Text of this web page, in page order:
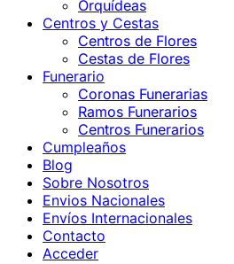
Orquídeas
Centros y Cestas
Centros de Flores
Cestas de Flores
Funerario
Coronas Funerarias
Ramos Funerarios
Centros Funerarios
Cumpleaños
Blog
Sobre Nosotros
Envios Nacionales
Envíos Internacionales
Contacto
Acceder